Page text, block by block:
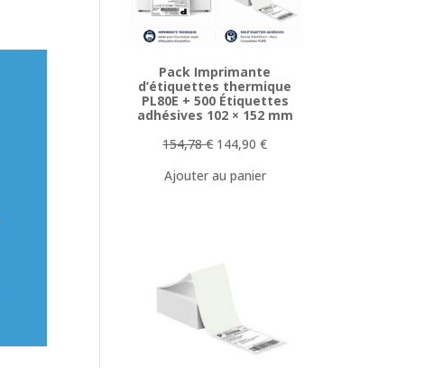
Pack Imprimante
d’étiquettes thermique
PL80E + 500 Étiquettes
adhésives 102 × 152 mm
154,78€ Le
initial
144,90€Le
Ajouter au panier